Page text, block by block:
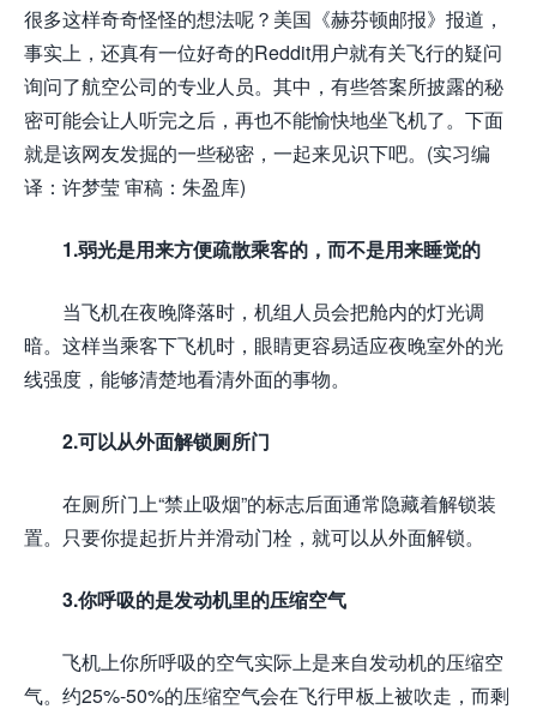
很多这样奇奇怪怪的想法呢？美国《赫芬顿邮报》报道，
事实上，还真有一位好奇的Reddit用户就有关飞行的疑问
询问了航空公司的专业人员。其中，有些答案所披露的秘
密可能会让人听完之后，再也不能愉快地坐飞机了。下面
就是该网友发掘的一些秘密，一起来见识下吧。(实习编
译：许梦莹 审稿：朱盈库)
1.弱光是用来方便疏散乘客的，而不是用来睡觉的
当飞机在夜晚降落时，机组人员会把舱内的灯光调
暗。这样当乘客下飞机时，眼睛更容易适应夜晚室外的光
线强度，能够清楚地看清外面的事物。
2.可以从外面解锁厕所门
在厕所门上“禁止吸烟”的标志后面通常隐藏着解锁装
置。只要你提起折片并滑动门栓，就可以从外面解锁。
3.你呼吸的是发动机里的压缩空气
飞机上你所呼吸的空气实际上是来自发动机的压缩空
气。约25%-50%的压缩空气会在飞行甲板上被吹走，而剩